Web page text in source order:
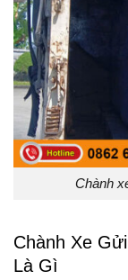
Chành
Chành Xe
Là Gì